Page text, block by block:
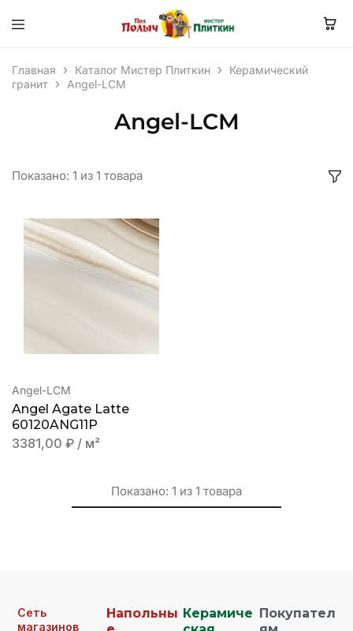
Главная Каталог Мистер Плиткин
Керамический
гранит
Angel-LCM
Angel-LCM
Показано: 1 из 1 товара
Angel-LCM
Angel Agate Latte
60120ANG11P
3381,00 ₽ / м²
Показано: 1 из 1 товара
Сеть
магазинов
Напольны Керамиче
Покупател